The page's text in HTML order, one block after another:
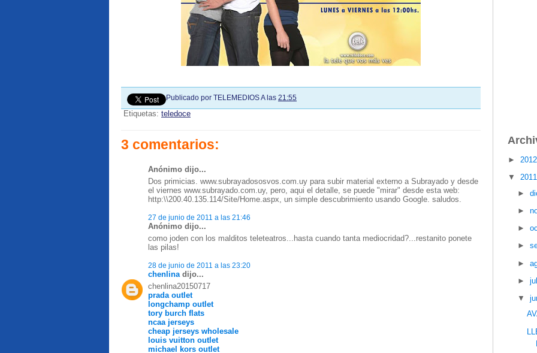
Publicado por TELEMEDIOSA las 21:55
Etiquetas: teledoce
3 comentarios:
Anónimo dijo...
Dos primicias. www.subrayadososvos.com.uy para subir material externo a Subrayado y desde
el viernes www.subrayado.com.uy, pero, aqui el detalle, se puede "mirar" desde esta web:
http:\\200.40.135.114/Site/Home.aspx, un simple descubrimiento usando Google. saludos.
27 de junio de 2011 a las 21:46
Anónimo dijo...
como joden con los malditos teleteatros...hasta cuando tanta mediocridad?...restanito ponete
las pilas!
28 de junio de 2011 a las 23:20
chenlinadijo...
chenlina20150717
prada outlet
longchamp outlet
tory burch flats
ncaa jerseys
cheap jerseys wholesale
louis vuitton outlet
michael kors outlet
►
▼
►
►
►
►
►
►
▼